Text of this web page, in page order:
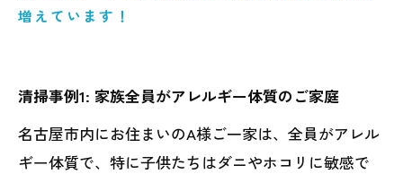
増えています！
清掃事例1: 家族全員がアレルギー体質のご家庭
名古屋市内にお住まいのA様ご一家は、全員がアレル
ギー体質で、特に子供たちはダニやホコリに敏感で